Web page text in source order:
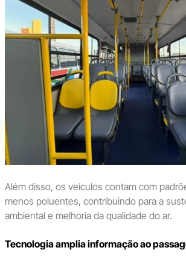
Além disso, os veículos contam com
menos poluentes, contribuindo para a
ambiental e melhoria da qualidade do ar.
Tecnologia amplia informação ao